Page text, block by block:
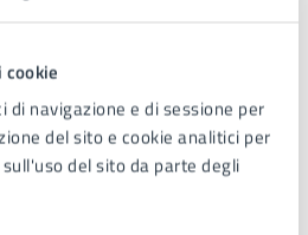
di navigazione e di sessione per
del sito e cookie analitici per
del sito da parte degli